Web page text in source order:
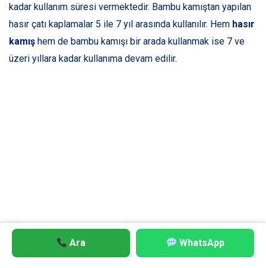
Ara WhatsApp
kadar kullanım süresi vermektedir. Bambu kamıştan yapılan
hasır çatı kaplamalar 5 ile 7 yıl arasında kullanılır. Hem hasır
kamış hem de bambu kamışı bir arada kullanmak ise 7 ve
üzeri yıllara kadar kullanıma devam edilir.